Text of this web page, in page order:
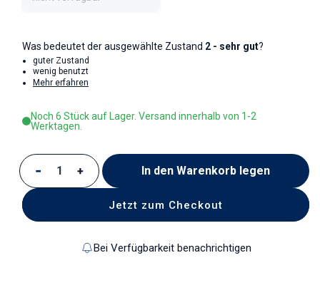
Was bedeutet der ausgewählte Zustand 2 - sehr gut?
guter Zustand
wenig benutzt
Mehr erfahren
Noch 6 Stück auf Lager. Versand innerhalb von 1-2
Werktagen.
Verringere die Menge für Milchkännchen
Erhöhe die Menge für Milchkännchen
In den Warenkorb legen
Jetzt zum Checkout
Bei Verfügbarkeit benachrichtigen